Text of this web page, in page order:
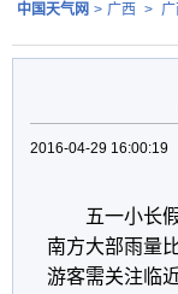
中国天气网 > 广西 >
2016-04-29 16:00:19
五一小长
南方大部雨量
游客需关注临